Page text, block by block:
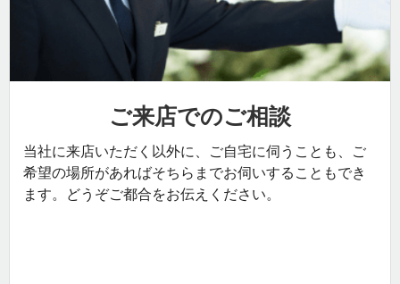
ご来店でのご相談
当社に来店いただく以外に、ご自宅に伺うことも、ご
希望の場所があればそちらまでお伺いすることもでき
ます。どうぞご都合をお伝えください。